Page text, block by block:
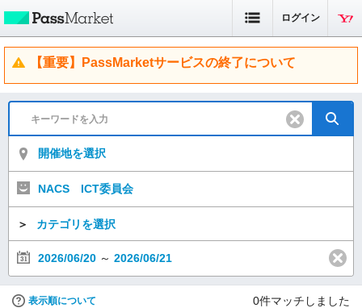
ログイン
【重要】PassMarketサービスの終了について
開催地を選択
NACS ICT委員会
＞ カテゴリを選択
2026/06/20 ～ 2026/06/21
表示順について 0件マッチしました